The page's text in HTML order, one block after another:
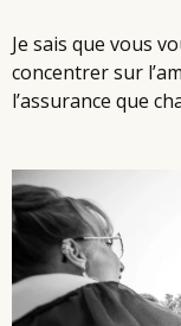
Je sais que vous
concentrer sur
l’assurance que